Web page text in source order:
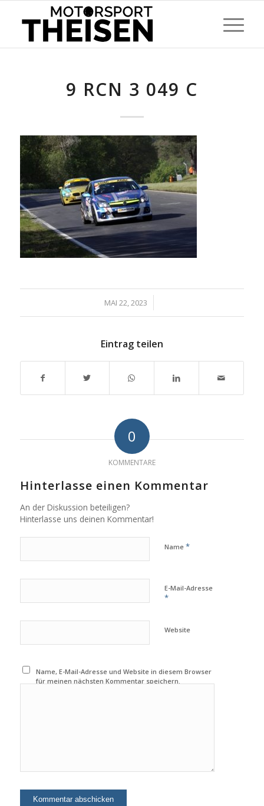
9 RCN 3 049 C
MAI 22, 2023
/
Eintrag teilen
0
KOMMENTARE
Hinterlasse einen Kommentar
An der Diskussion beteiligen?
Hinterlasse uns deinen Kommentar!
Name *
E-Mail-Adresse
*
Website
Name, E-Mail-Adresse und Website in diesem Browser
für meinen nächsten Kommentar speichern.